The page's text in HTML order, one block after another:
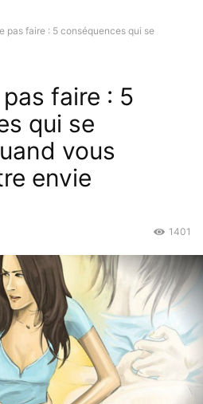
pas faire : 5 conséquences qui se
faire : 5
qui se
vous
envie
1401